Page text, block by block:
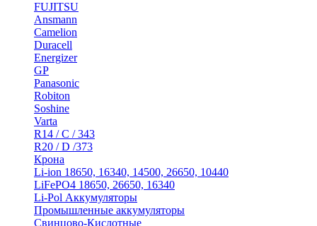
FUJITSU
Ansmann
Camelion
Duracell
Energizer
GP
Panasonic
Robiton
Soshine
Varta
R14 / C / 343
R20 / D /373
Крона
Li-ion 18650, 16340, 14500, 26650, 10440
LiFePO4 18650, 26650, 16340
Li-Pol Аккумуляторы
Промышленные аккумуляторы
Свинцово-Кислотные